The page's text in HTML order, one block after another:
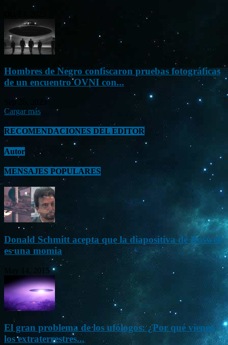
Hombres de Negro confiscaron pruebas fotográficas
de un encuentro OVNI con...
Sep 26, 2023
Cargar más
RECOMENDACIONES DEL EDITOR
Autor
MENSAJES POPULARES
Donald Schmitt acepta que la diapositiva de Roswell
es una momia
May 14, 2015
El gran problema de los ufólogos: ¿Por qué vienen
los extraterrestres...